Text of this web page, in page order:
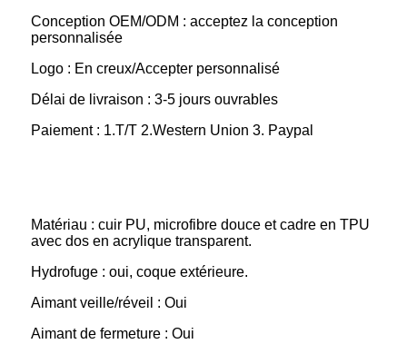
Conception OEM/ODM : acceptez la conception
personnalisée
Logo : En creux/Accepter personnalisé
Délai de livraison : 3-5 jours ouvrables
Paiement : 1.T/T 2.Western Union 3. Paypal
Matériau : cuir PU, microfibre douce et cadre en TPU
avec dos en acrylique transparent.
Hydrofuge : oui, coque extérieure.
Aimant veille/réveil : Oui
Aimant de fermeture : Oui